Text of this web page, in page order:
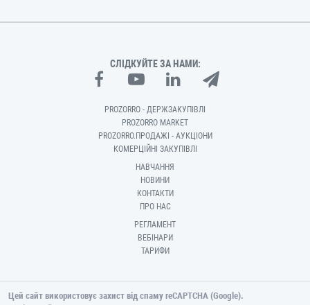
СЛІДКУЙТЕ ЗА НАМИ:
PROZORRO - ДЕРЖЗАКУПІВЛІ
PROZORRO MARKET
PROZORRO.ПРОДАЖІ - АУКЦІОНИ
КОМЕРЦІЙНІ ЗАКУПІВЛІ
НАВЧАННЯ
НОВИНИ
КОНТАКТИ
ПРО НАС
РЕГЛАМЕНТ
ВЕБІНАРИ
ТАРИФИ
Цей сайт використовує захист від спаму reCAPTCHA (Google).